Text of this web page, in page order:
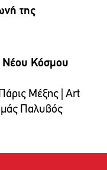
της
Νέου Κόσμου
Μέξης | Art
Παλυβός